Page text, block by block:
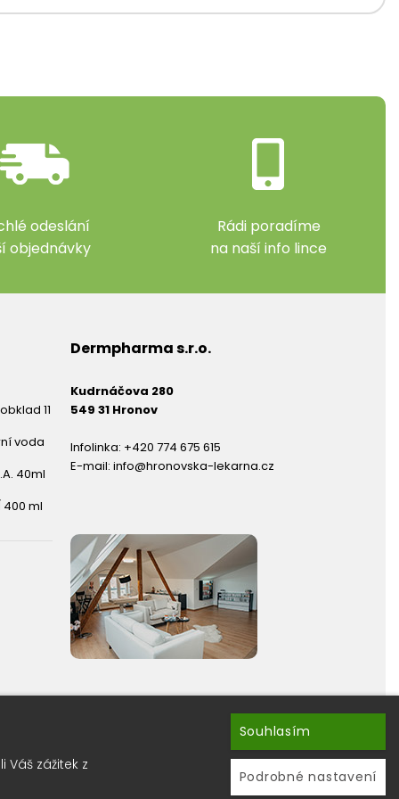
odeslání
objednávky
Rádi poradíme
na naší info lince
11
voda
40ml
400 ml
Dermpharma s.r.o.
Kudrnáčova 280
549 31 Hronov
Infolinka: +420 774 675 615
E-mail: info@hronovska-lekarna.cz
newsletterů.
zážitek z
Souhlasím
Podrobné nastavení